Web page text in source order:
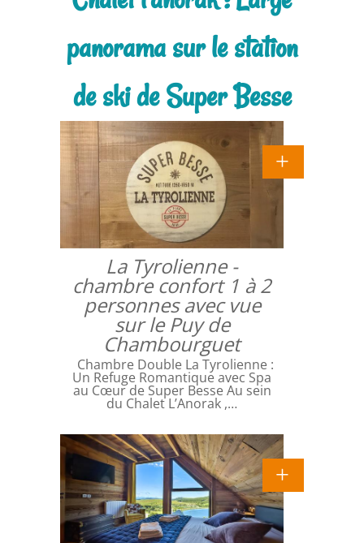
panorama sur le station
de ski de Super Besse
La Tyrolienne -
chambre confort 1 à 2
personnes avec vue
sur le Puy de
Chambourguet
Chambre Double La Tyrolienne :
Un Refuge Romantique avec Spa
au Cœur de Super Besse Au sein
du Chalet L’Anorak ,…